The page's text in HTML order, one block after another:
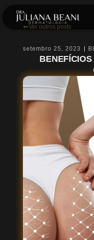
Ver outros posts
setembro 25, 2023